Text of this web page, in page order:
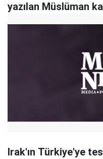
yazılan Müslüman
Irak'ın Türkiye'ye